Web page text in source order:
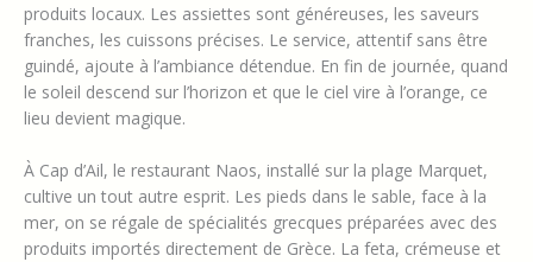
produits locaux. Les assiettes sont généreuses, les saveurs
franches, les cuissons précises. Le service, attentif sans être
guindé, ajoute à l’ambiance détendue. En fin de journée, quand
le soleil descend sur l’horizon et que le ciel vire à l’orange, ce
lieu devient magique.
À Cap d’Ail, le restaurant Naos, installé sur la plage Marquet,
cultive un tout autre esprit. Les pieds dans le sable, face à la
mer, on se régale de spécialités grecques préparées avec des
produits importés directement de Grèce. La feta, crémeuse et